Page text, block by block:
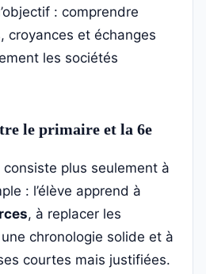
: comprendre
croyances et échanges
les sociétés
le primaire et la 6e
consiste plus seulement à
: l’élève apprend à
, à replacer les
chronologie solide et à
courtes mais justifiées.